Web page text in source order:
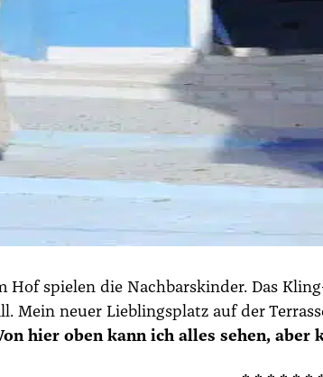
Hof spie­len die Nach­bars­kin­der. Das
Mein neu­er Lieb­lings­platz auf der
hier oben kann ich alles sehen, aber